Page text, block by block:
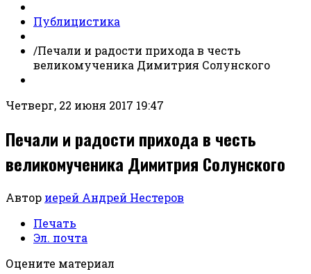
Публицистика
/Печали и радости прихода в честь
великомученика Димитрия Солунского
Четверг, 22 июня 2017 19:47
Печали и радости прихода в честь
великомученика Димитрия Солунского
Автор иерей Андрей Нестеров
Печать
Эл. почта
Оцените материал